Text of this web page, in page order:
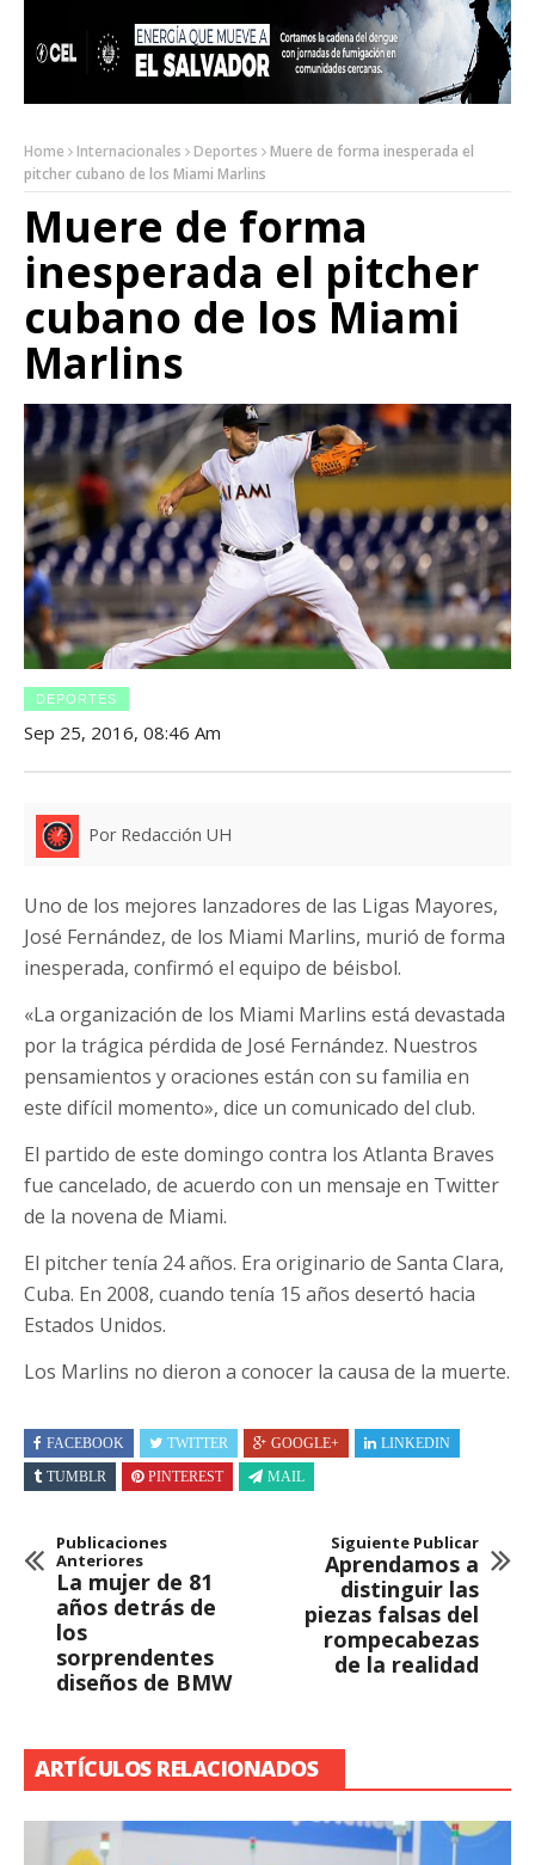
Home Internacionales Deportes
Muere de forma inesperada el
pitcher cubano de los Miami Marlins
Muere de forma
inesperada el pitcher
cubano de los Miami
Marlins
DEPORTES
Sep 25, 2016, 08:46 Am
Por Redacción UH
Uno de los mejores lanzadores de las Ligas Mayores,
José Fernández, de los Miami Marlins, murió de forma
inesperada, confirmó el equipo de béisbol.
«La organización de los Miami Marlins está devastada
por la trágica pérdida de José Fernández. Nuestros
pensamientos y oraciones están con su familia en
este difícil momento», dice un comunicado del club.
El partido de este domingo contra los Atlanta Braves
fue cancelado, de acuerdo con un mensaje en Twitter
de la novena de Miami.
El pitcher tenía 24 años. Era originario de Santa Clara,
Cuba. En 2008, cuando tenía 15 años desertó hacia
Estados Unidos.
Los Marlins no dieron a conocer la causa de la muerte.
FACEBOOK TWITTER GOOGLE+
LINKEDIN
TUMBLR
PINTEREST MAIL
Publicaciones
Anteriores
La mujer de 81
años detrás de
los
sorprendentes
diseños de BMW
Siguiente Publicar
Aprendamos a
distinguir las
piezas falsas del
rompecabezas
de la realidad
ARTÍCULOS RELACIONADOS